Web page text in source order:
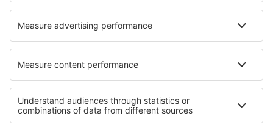
Ubytování in Itasca Ubytování in La Molina
Nejlepší ubytování - regiony
Ubytování v oblasti Davos-Klosters Ubytování ve Švýcarsku
Ubytování ve Svatém Mořici Ubytování v Zermattu
Ubytování v Swiss Alps Ubytování in Brac Island